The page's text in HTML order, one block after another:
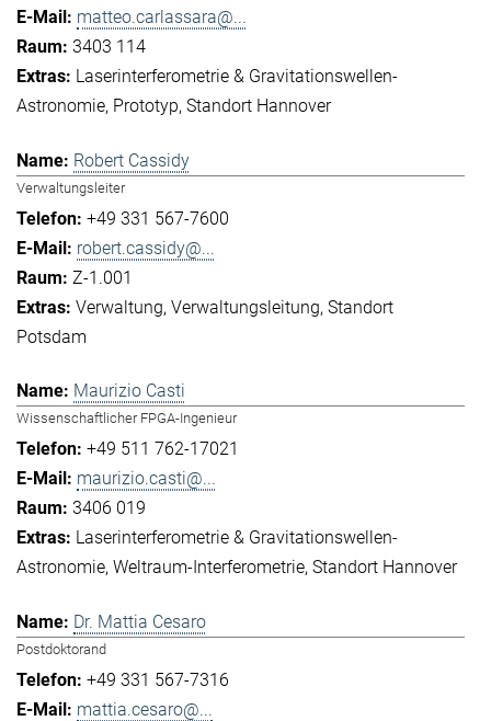
matteo.carlassara@...
3403 114
Laserinterferometrie & Gravitationswellen-
Astronomie Prototyp Standort Hannover
Robert Cassidy
Verwaltungsleiter
+49 331 567-7600
robert.cassidy@...
Z-1.001
Verwaltung Verwaltungsleitung Standort
Potsdam
Maurizio Casti
Wissenschaftlicher FPGA-Ingenieur
+49 511 762-17021
maurizio.casti@...
3406 019
Laserinterferometrie & Gravitationswellen-
Astronomie Weltraum-Interferometrie Standort Hannover
Dr. Mattia Cesaro
Postdoktorand
+49 331 567-7316
mattia.cesaro@...